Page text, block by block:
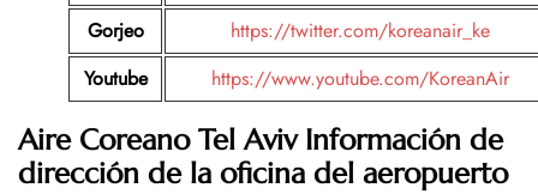
Gorjeo
https://twitter.com/koreanair_ke
Youtube
https://www.youtube.com/KoreanAir
Aire Coreano Tel Aviv Información de
dirección de la oficina del aeropuerto